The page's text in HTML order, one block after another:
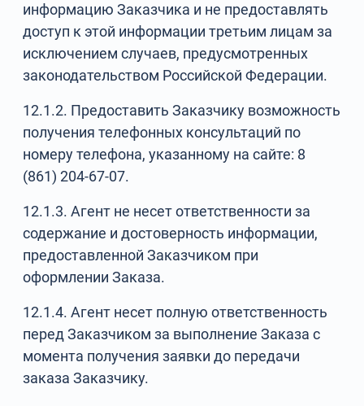
информацию Заказчика и не предоставлять
доступ к этой информации третьим лицам за
исключением случаев, предусмотренных
законодательством Российской Федерации.
12.1.2. Предоставить Заказчику возможность
получения телефонных консультаций по
номеру телефона, указанному на сайте: 8
(861) 204-67-07.
12.1.3. Агент не несет ответственности за
содержание и достоверность информации,
предоставленной Заказчиком при
оформлении Заказа.
12.1.4. Агент несет полную ответственность
перед Заказчиком за выполнение Заказа с
момента получения заявки до передачи
заказа Заказчику.